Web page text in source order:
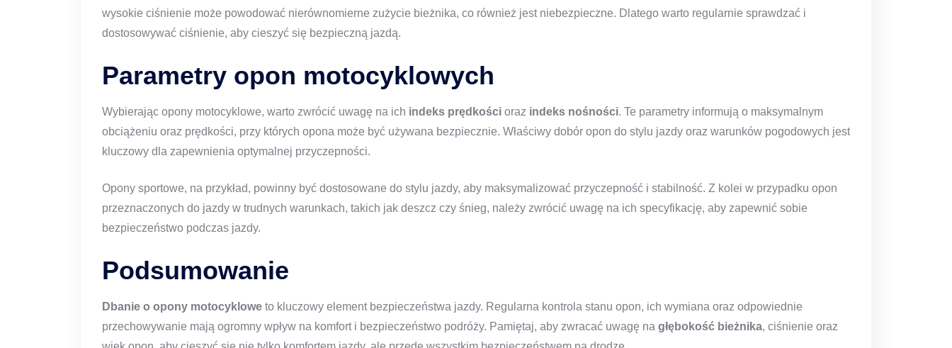
wysokie ciśnienie może powodować nierównomierne zużycie bieżnika, co również jest niebezpieczne. Dlatego warto regularnie sprawdzać i
dostosowywać ciśnienie, aby cieszyć się bezpieczną jazdą.
Parametry opon motocyklowych
Wybierając opony motocyklowe, warto zwrócić uwagę na ich indeks prędkości oraz indeks nośności. Te parametry informują o maksymalnym
obciążeniu oraz prędkości, przy których opona może być używana bezpiecznie. Właściwy dobór opon do stylu jazdy oraz warunków pogodowych jest
kluczowy dla zapewnienia optymalnej przyczepności.
Opony sportowe, na przykład, powinny być dostosowane do stylu jazdy, aby maksymalizować przyczepność i stabilność. Z kolei w przypadku opon
przeznaczonych do jazdy w trudnych warunkach, takich jak deszcz czy śnieg, należy zwrócić uwagę na ich specyfikację, aby zapewnić sobie
bezpieczeństwo podczas jazdy.
Podsumowanie
Dbanie o opony motocyklowe to kluczowy element bezpieczeństwa jazdy. Regularna kontrola stanu opon, ich wymiana oraz odpowiednie
przechowywanie mają ogromny wpływ na komfort i bezpieczeństwo podróży. Pamiętaj, aby zwracać uwagę na głębokość bieżnika, ciśnienie oraz